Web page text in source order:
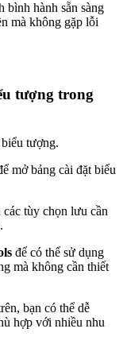
bình hành sẵn sàng
mà không gặp lỗi
tượng trong
tượng.
mở bảng cài đặt biểu
tùy chọn lưu cần
để có thể sử dụng
mà không cần thiết
bạn có thể dễ
hợp với nhiều nhu